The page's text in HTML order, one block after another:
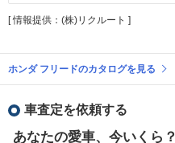
[ 情報提供：(株)リクルート ]
ホンダ フリードのカタログを見る
車査定を依頼する
あなたの愛車、今いくら？